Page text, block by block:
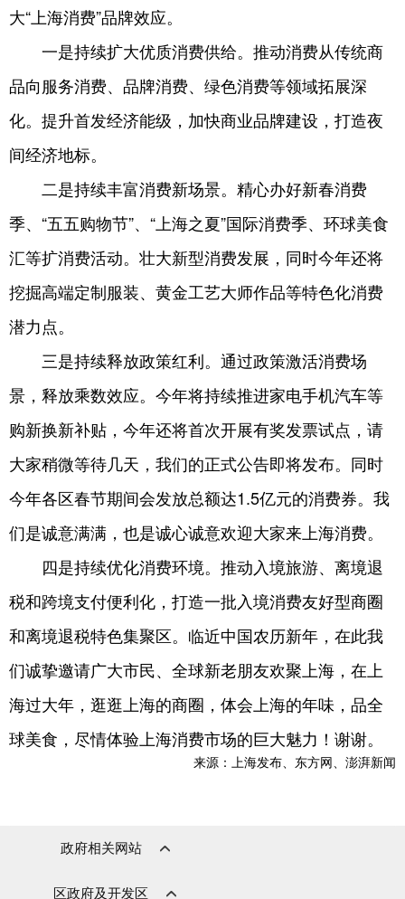
大“上海消费”品牌效应。
一是持续扩大优质消费供给。推动消费从传统商
品向服务消费、品牌消费、绿色消费等领域拓展深
化。提升首发经济能级，加快商业品牌建设，打造夜
间经济地标。
二是持续丰富消费新场景。精心办好新春消费
季、“五五购物节”、“上海之夏”国际消费季、环球美食
汇等扩消费活动。壮大新型消费发展，同时今年还将
挖掘高端定制服装、黄金工艺大师作品等特色化消费
潜力点。
三是持续释放政策红利。通过政策激活消费场
景，释放乘数效应。今年将持续推进家电手机汽车等
购新换新补贴，今年还将首次开展有奖发票试点，请
大家稍微等待几天，我们的正式公告即将发布。同时
今年各区春节期间会发放总额达1.5亿元的消费券。我
们是诚意满满，也是诚心诚意欢迎大家来上海消费。
四是持续优化消费环境。推动入境旅游、离境退
税和跨境支付便利化，打造一批入境消费友好型商圈
和离境退税特色集聚区。临近中国农历新年，在此我
们诚挚邀请广大市民、全球新老朋友欢聚上海，在上
海过大年，逛逛上海的商圈，体会上海的年味，品全
球美食，尽情体验上海消费市场的巨大魅力！谢谢。
来源：上海发布、东方网、澎湃新闻
政府相关网站
区政府及开发区